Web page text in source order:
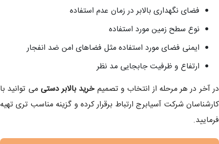
فضای نگهداری بالابر در زمان عدم استفاده
نوع سطح زمین مورد استفاده
ایمنی فضای مورد استفاده مثل فضاهای امن ضد انفجار
ارتفاع و ظرفیت جابجایی مد نظر
در آخر در هر مرحله از انتخاب و تصمیمخرید بالابر دستی می توانید با
کارشناسان شرکت آسیابرج ارتباط برقرار کرده و گزینه مناسب تری تهیه
فرمایید.